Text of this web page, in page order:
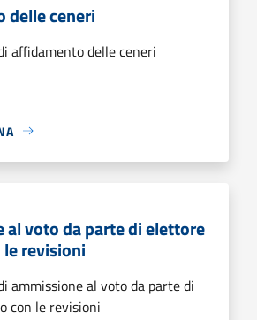
delle ceneri
affidamento delle ceneri
al voto da parte di elettore
revisioni
ammissione al voto da parte di
con le revisioni